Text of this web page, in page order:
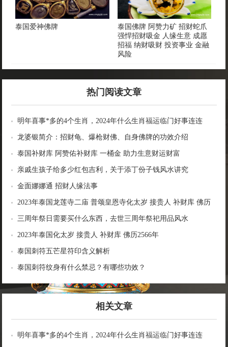
泰国爱神佛牌
泰国佛牌 阿赞力矿 招财蛇爪
强悍招财吸金 人缘生意 成愿
招福 纳财吸财 投资事业 金融
风险
热门阅读文章
明年喜事*多的4个生肖，2024年什么生肖福运临门好事连连
龙婆银简介：招财龟、爆枪财佛、自身佛牌的功效介绍
泰国补财库 阿赞佑补财库 一桶金 助力生意财运财富
亲戚生孩子给多少红包吉利，关于添丁份子钱风水讲究
金面娜娜通 招财人缘法事
2023年泰国龙莲寺二庙 普颂皇恩寺化太岁 接贵人 补财库 佛历
2566年
三周年祭日需要买什么东西，去世三周年祭祀用品风水
2023年泰国化太岁 接贵人 补财库 佛历2566年
泰国刺符五芒星符印含义解析
泰国刺符纹身有什么禁忌？有哪些功效？
相关文章
明年喜事*多的4个生肖，2024年什么生肖福运临门好事连连